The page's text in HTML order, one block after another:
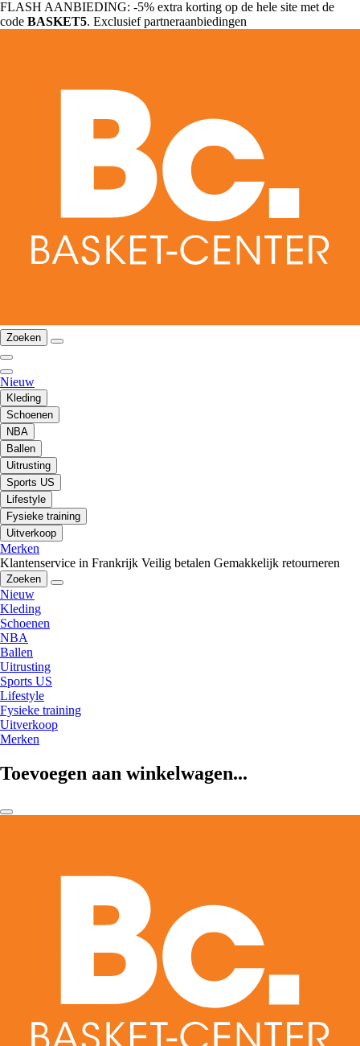
FLASH AANBIEDING: -5% extra korting op de hele site met de
code BASKET5. Exclusief partneraanbiedingen
Zoeken
Nieuw
Kleding
Schoenen
NBA
Ballen
Uitrusting
Sports US
Lifestyle
Fysieke training
Uitverkoop
Merken
Klantenservice in Frankrijk Veilig betalen Gemakkelijk retourneren
Zoeken
Nieuw
Kleding
Schoenen
NBA
Ballen
Uitrusting
Sports US
Lifestyle
Fysieke training
Uitverkoop
Merken
Toevoegen aan winkelwagen...